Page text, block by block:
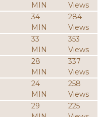
MIN
Views
34
MIN
284
Views
33
MIN
353
Views
28
MIN
337
Views
24
MIN
258
Views
29
225